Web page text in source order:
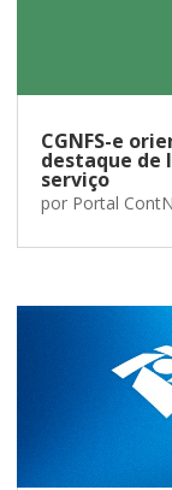
CGNFS-e
destaque de
serviço
por Portal